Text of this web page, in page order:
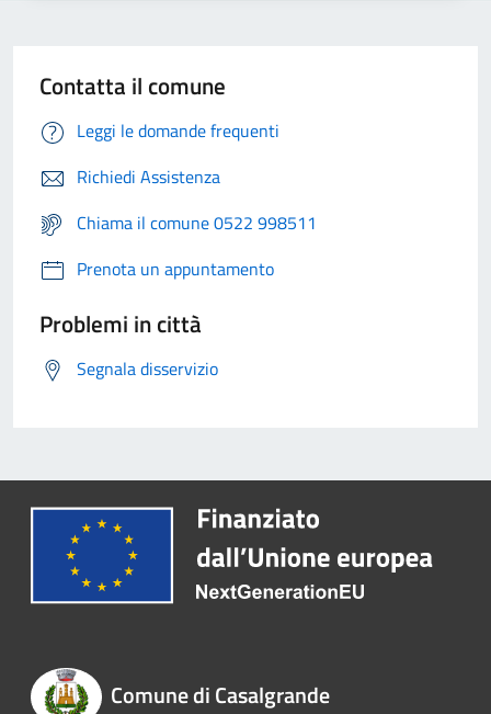
Contatta il comune
Leggi le domande frequenti
Richiedi Assistenza
Chiama il comune 0522 998511
Prenota un appuntamento
Problemi in città
Segnala disservizio
Comune di Casalgrande